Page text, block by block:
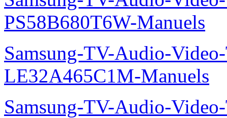
PS58B680T6W-Manuels
Samsung-TV-Audio-
LE32A465C1M-Manuels
Samsung-TV-Audio-